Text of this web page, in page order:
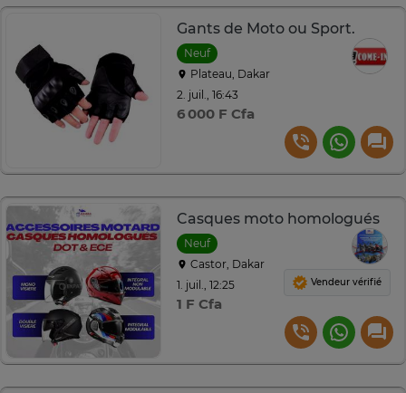
Gants de Moto ou Sport.
Neuf
Plateau, Dakar
2. juil., 16:43
6 000 F Cfa
Casques moto homologués
Neuf
Castor, Dakar
1. juil., 12:25
1 F Cfa
Vendeur vérifié